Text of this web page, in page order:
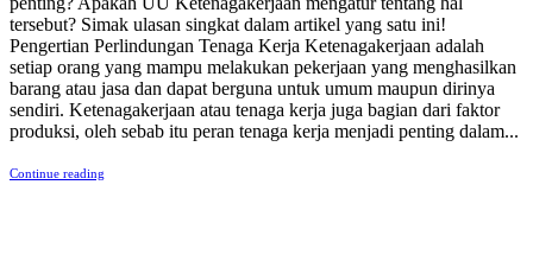
tersebut? Simak ulasan singkat dalam artikel yang satu ini!
Pengertian Perlindungan Tenaga Kerja Ketenagakerjaan adalah
setiap orang yang mampu melakukan pekerjaan yang menghasilkan
barang atau jasa dan dapat berguna untuk umum maupun dirinya
sendiri. Ketenagakerjaan atau tenaga kerja juga bagian dari faktor
produksi, oleh sebab itu peran tenaga kerja menjadi penting dalam...
Continue reading